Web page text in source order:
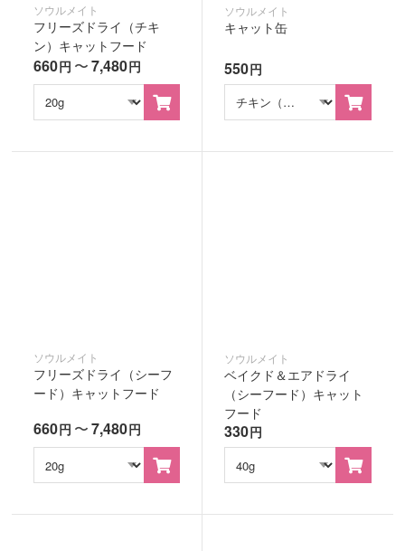
ソウルメイト
フリーズドライ（チキ
ン）キャットフード
660円 〜7,480円
ソウルメイト
キャット缶
550円
ソウルメイト
フリーズドライ（シーフ
ード）キャットフード
660円 〜7,480円
ソウルメイト
ベイクド＆エアドライ
（シーフード）キャット
フード
330円